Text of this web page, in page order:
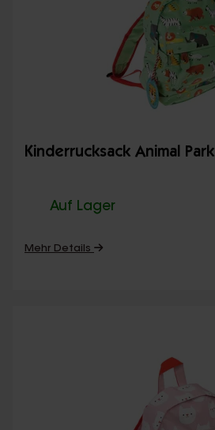
Kinderrucksack Animal Park
Auf Lager
Mehr Details